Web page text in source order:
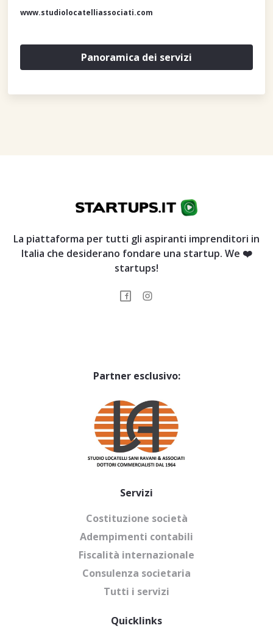
www.studiolocatelliassociati.com
Panoramica dei servizi
La piattaforma per tutti gli aspiranti imprenditori in
Italia che desiderano fondare una startup. We ❤️
startups!
Partner esclusivo:
Servizi
Costituzione società
Adempimenti contabili
Fiscalità internazionale
Consulenza societaria
Tutti i servizi
Quicklinks